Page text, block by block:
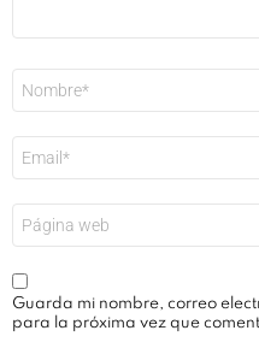
electrónico
*
Guarda mi nombre, correo
para la próxima vez que